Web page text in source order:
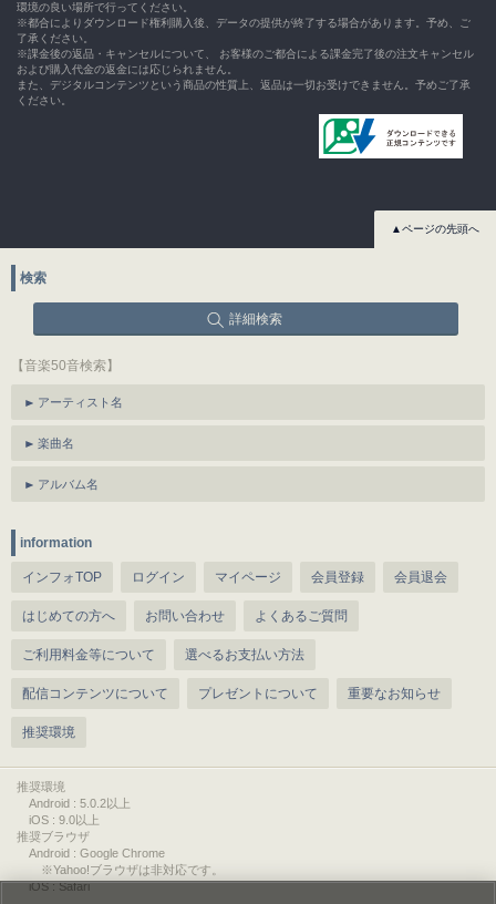
環境の良い場所で行ってください。
※都合によりダウンロード権利購入後、データの提供が終了する場合があります。予め、ご
了承ください。
※課金後の返品・キャンセルについて、 お客様のご都合による課金完了後の注文キャンセル
および購入代金の返金には応じられません。
また、デジタルコンテンツという商品の性質上、返品は一切お受けできません。予めご了承
ください。
▲ページの先頭へ
検索
詳細検索
【音楽50音検索】
アーティスト名
楽曲名
アルバム名
information
インフォTOP ログイン マイページ 会員登録 会員退会
はじめての方へ お問い合わせ よくあるご質問
ご利用料金等について 選べるお支払い方法
配信コンテンツについて プレゼントについて 重要なお知らせ
推奨環境
推奨環境
Android : 5.0.2以上
iOS : 9.0以上
推奨ブラウザ
Android : Google Chrome
※Yahoo!ブラウザは非対応です。
iOS : Safari